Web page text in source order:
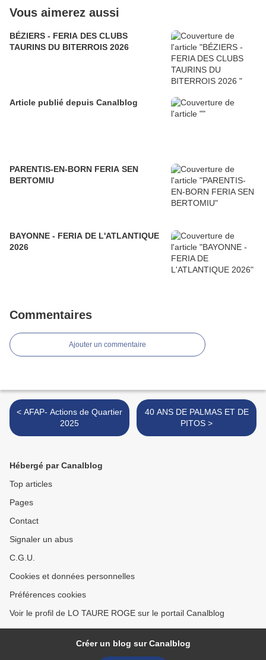
Vous aimerez aussi
BÉZIERS - FERIA DES CLUBS
TAURINS DU BITERROIS 2026
Article publié depuis Canalblog
PARENTIS-EN-BORN FERIA SEN
BERTOMIU
BAYONNE - FERIA DE L'ATLANTIQUE
2026
Commentaires
Ajouter un commentaire
< AFAP- Actions de Quartier
2025
40 ANS DE PALMAS ET DE
PITOS >
Hébergé par Canalblog
Top articles
Pages
Contact
Signaler un abus
C.G.U.
Cookies et données personnelles
Préférences cookies
Voir le profil de LO TAURE ROGE sur le portail Canalblog
Créer un blog sur Canalblog